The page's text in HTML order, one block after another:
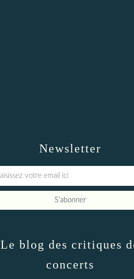
Newsletter
Le blog des critiques
concerts